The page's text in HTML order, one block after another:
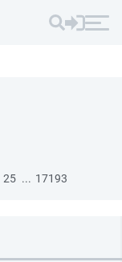
25 ... 17193